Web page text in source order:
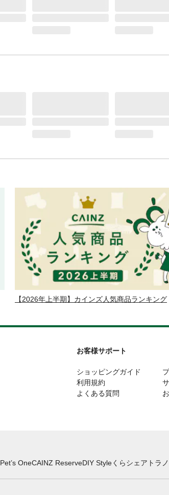
【2026年上半期】カインズ人気商品ランキング
お客様サポート
ショッピングガイド
利用規約
よくある質問
Pet’s OneCAINZ ReserveDIY Styleくらシェア トラ